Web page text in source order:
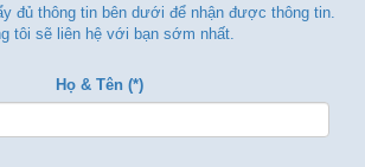
đủ thông tin bên dưới để nhận được thông tin.
tôi sẽ liên hệ với bạn sớm nhất.
Họ & Tên (*)